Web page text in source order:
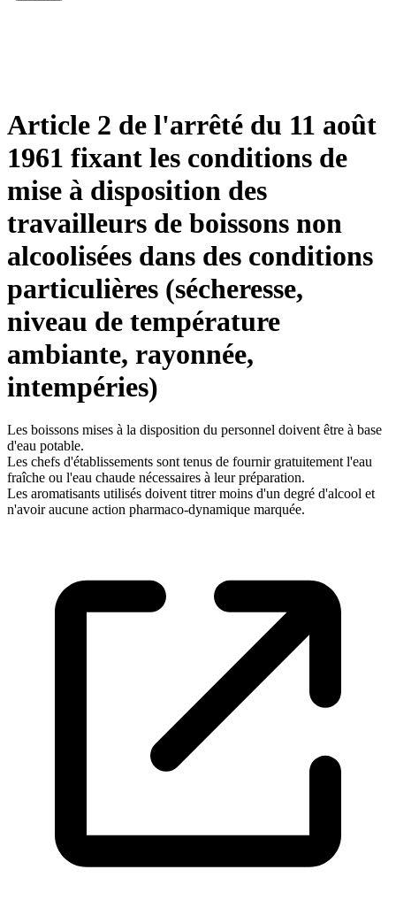
Article 2 de l'arrêté du 11 août
1961 fixant les conditions de
mise à disposition des
travailleurs de boissons non
alcoolisées dans des conditions
particulières (sécheresse,
niveau de température
ambiante, rayonnée,
intempéries)
Les boissons mises à la disposition du personnel doivent être à base
d'eau potable.
Les chefs d'établissements sont tenus de fournir gratuitement l'eau
fraîche ou l'eau chaude nécessaires à leur préparation.
Les aromatisants utilisés doivent titrer moins d'un degré d'alcool et
n'avoir aucune action pharmaco-dynamique marquée.